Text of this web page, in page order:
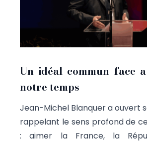
Un idéal commun face
notre temps
Jean-Michel Blanquer a ouvert
rappelant le sens profond de
: aimer la France, la